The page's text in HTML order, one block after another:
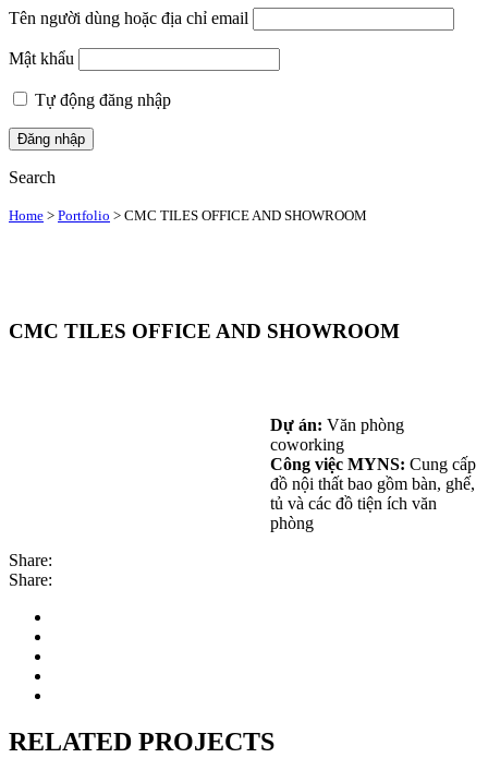
Tên người dùng hoặc địa chỉ email
Mật khẩu
Tự động đăng nhập
Search
Home > Portfolio > CMC TILES OFFICE AND SHOWROOM
CMC TILES OFFICE AND SHOWROOM
Dự án: Văn phòng
coworking
Công việc MYNS: Cung cấp
đồ nội thất bao gồm bàn, ghế,
tủ và các đồ tiện ích văn
phòng
Share:
Share:
RELATED PROJECTS